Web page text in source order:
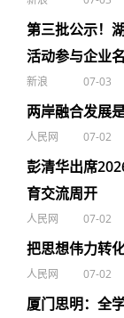
第三批公示！
活动参与企业名
新浪 07-03
两岸融合发展
人民网 07-02
彭清华出席
育交流周开
人民网 07-02
把思想伟力转
人民网 07-02
厦门思明：全